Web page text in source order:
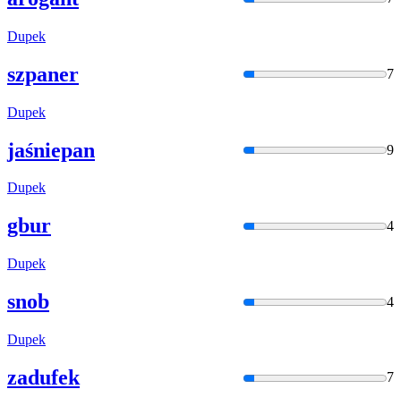
Dupek
szpaner 7
Dupek
jaśniepan 9
Dupek
gbur 4
Dupek
snob 4
Dupek
zadufek 7